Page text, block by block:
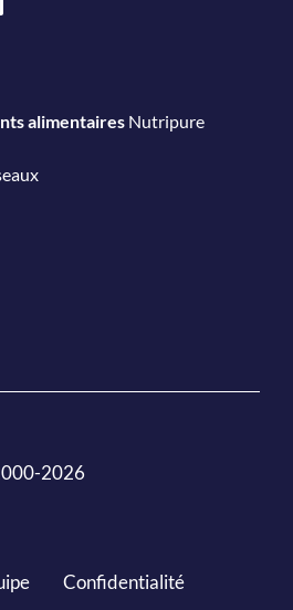
alimentaires Nutripure
2026
Confidentialité